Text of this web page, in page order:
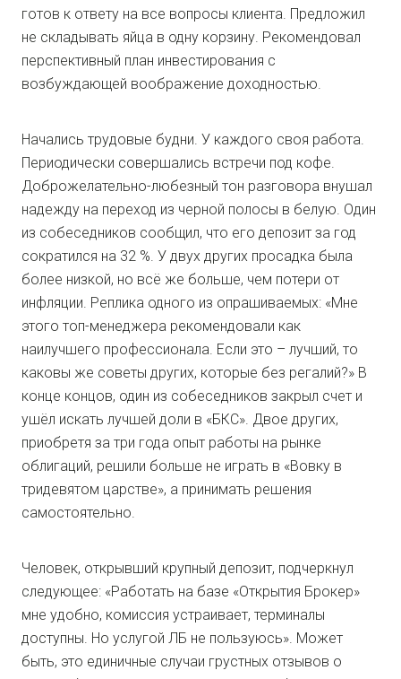
готов к ответу на все вопросы клиента. Предложил
не складывать яйца в одну корзину. Рекомендовал
перспективный план инвестирования с
возбуждающей воображение доходностью.
Начались трудовые будни. У каждого своя работа.
Периодически совершались встречи под кофе.
Доброжелательно-любезный тон разговора внушал
надежду на переход из черной полосы в белую. Один
из собеседников сообщил, что его депозит за год
сократился на 32 %. У двух других просадка была
более низкой, но всё же больше, чем потери от
инфляции. Реплика одного из опрашиваемых: «Мне
этого топ-менеджера рекомендовали как
наилучшего профессионала. Если это – лучший, то
каковы же советы других, которые без регалий?» В
конце концов, один из собеседников закрыл счет и
ушёл искать лучшей доли в «БКС». Двое других,
приобретя за три года опыт работы на рынке
облигаций, решили больше не играть в «Вовку в
тридевятом царстве», а принимать решения
самостоятельно.
Человек, открывший крупный депозит, подчеркнул
следующее: «Работать на базе «Открытия Брокер»
мне удобно, комиссия устраивает, терминалы
доступны. Но услугой ЛБ не пользуюсь». Может
быть, это единичные случаи грустных отзывов о